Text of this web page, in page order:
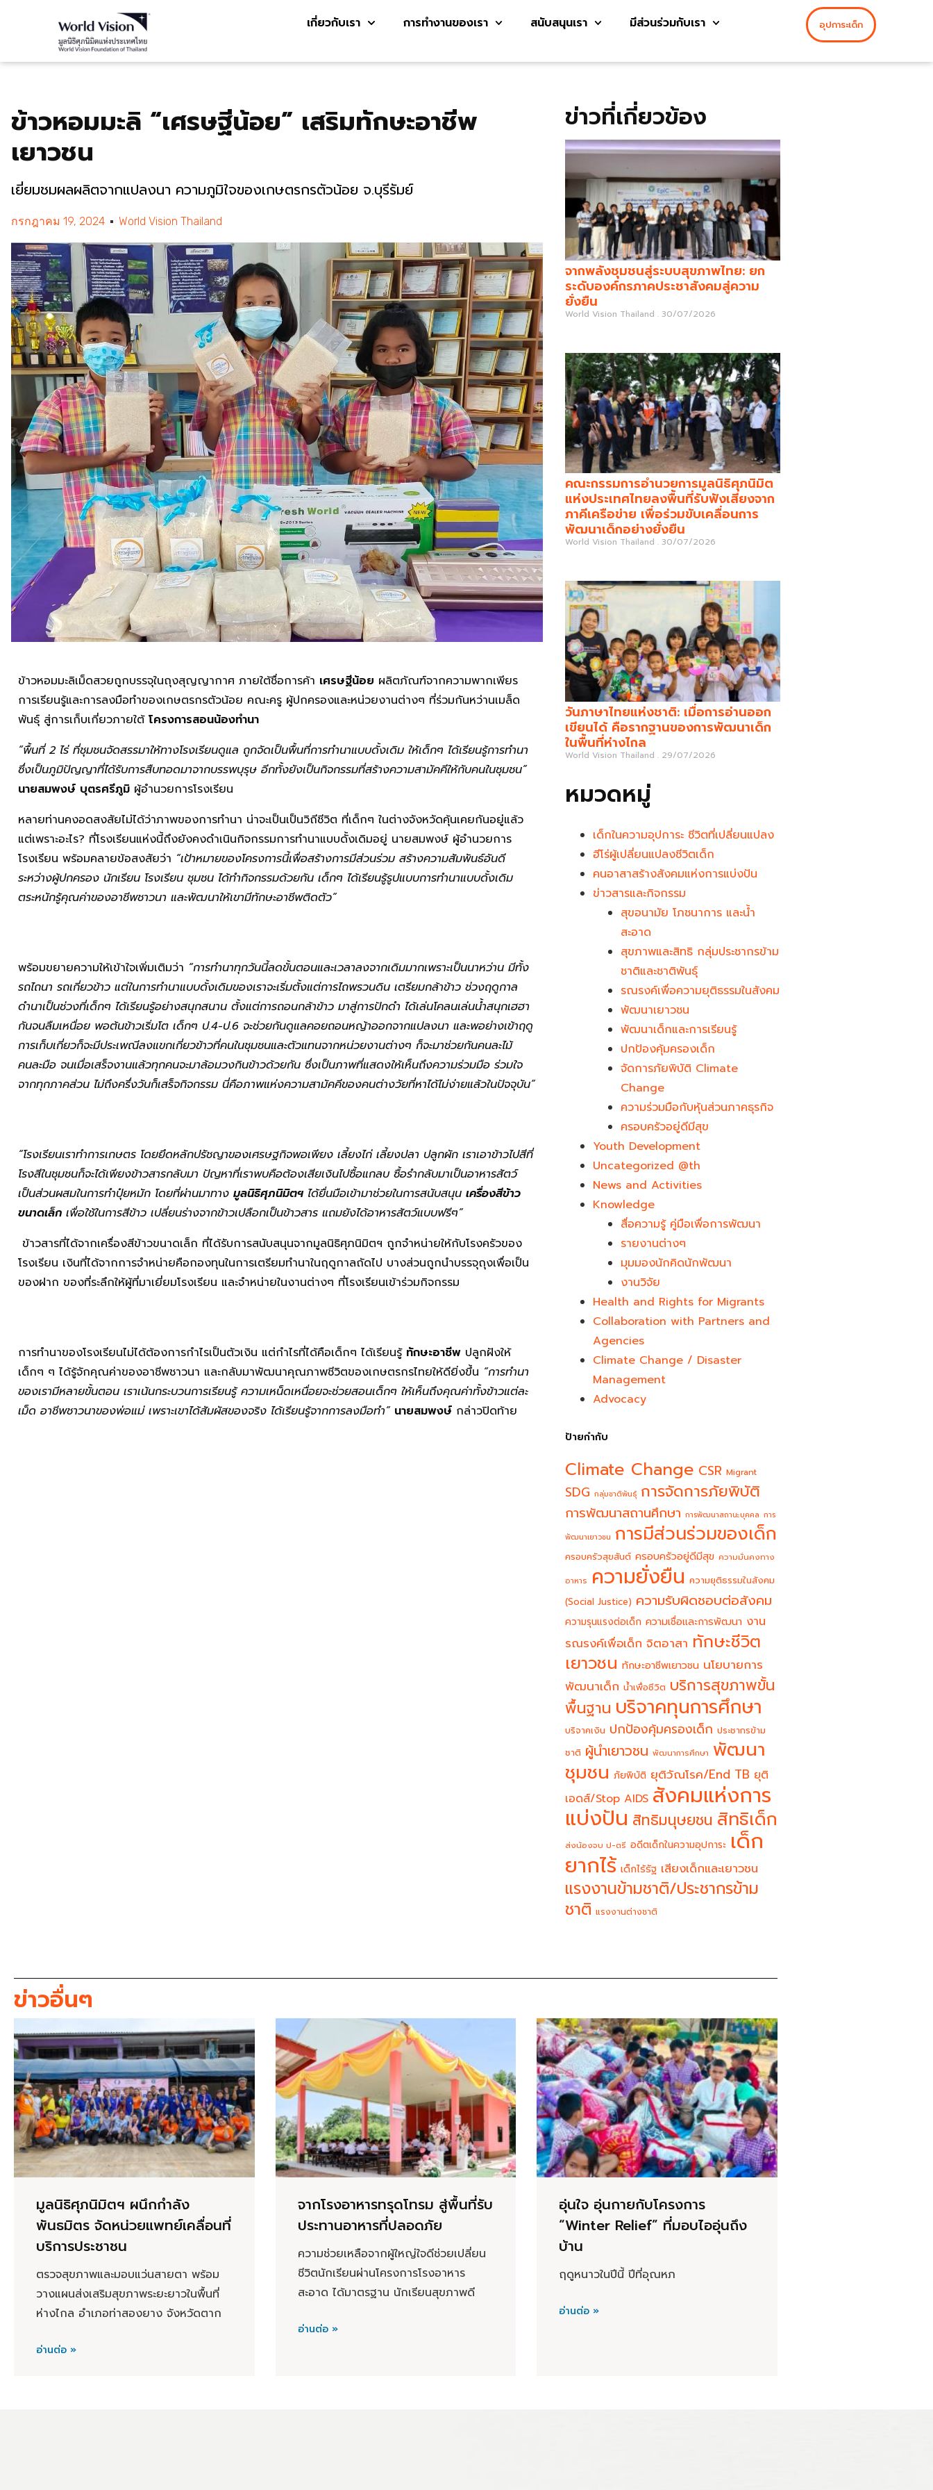
เกี่ยวกับเรา การทำงานของเรา สนับสนุนเรา มีส่วนร่วมกับเรา อุปการะเด็ก
ข้าวหอมมะลิ “เศรษฐีน้อย” เสริมทักษะอาชีพ
เยาวชน
เยี่ยมชมผลผลิตจากแปลงนา ความภูมิใจของเกษตรกรตัวน้อย จ.บุรีรัมย์
กรกฎาคม 19, 2024 World Vision Thailand
ข้าวหอมมะลิเม็ดสวยถูกบรรจุในถุงสุญญากาศ ภายใต้ชื่อการค้า เศรษฐีน้อย ผลิตภัณฑ์จากความพากเพียร
การเรียนรู้และการลงมือทำของเกษตรกรตัวน้อย คณะครู ผู้ปกครองและหน่วยงานต่างๆ ที่ร่วมกันหว่านเมล็ด
พันธุ์ สู่การเก็บเกี่ยวภายใต้ โครงการสอนน้องทำนา
“พื้นที่ 2 ไร่ ที่ชุมชนจัดสรรมาให้ทางโรงเรียนดูแล ถูกจัดเป็นพื้นที่การทำนาแบบดั้งเดิม ให้เด็กๆ ได้เรียนรู้การทำนา
ซึ่งเป็นภูมิปัญญาที่ได้รับการสืบทอดมาจากบรรพบุรุษ อีกทั้งยังเป็นกิจกรรมที่สร้างความสามัคคีให้กับคนในชุมชน”
นายสมพงษ์ บุตรศรีภูมิ ผู้อำนวยการโรงเรียน
หลายท่านคงอดสงสัยไม่ได้ว่าภาพของการทำนา น่าจะเป็นเป็นวิถีชีวิต ที่เด็กๆ ในต่างจังหวัดคุ้นเคยกันอยู่แล้ว
แต่เพราะอะไร? ที่โรงเรียนแห่งนี้ถึงยังคงดำเนินกิจกรรมการทำนาแบบดั้งเดิมอยู่ นายสมพงษ์ ผู้อำนวยการ
โรงเรียน พร้อมคลายข้อสงสัยว่า “เป้าหมายของโครงการนี้เพื่อสร้างการมีส่วนร่วม สร้างความสัมพันธ์อันดี
ระหว่างผู้ปกครอง นักเรียน โรงเรียน ชุมชน ได้ทำกิจกรรมด้วยกัน เด็กๆ ได้เรียนรู้รูปแบบการทำนาแบบดั้งเดิม
ตระหนักรู้คุณค่าของอาชีพชาวนา และพัฒนาให้เขามีทักษะอาชีพติดตัว”
พร้อมขยายความให้เข้าใจเพิ่มเติมว่า “การทำนาทุกวันนี้ลดขั้นตอนและเวลาลงจากเดิมมากเพราะเป็นนาหว่าน มีทั้ง
รถไถนา รถเกี่ยวข้าว แต่ในการทำนาแบบดั้งเดิมของเราจะเริ่มตั้งแต่การไถพรวนดิน เตรียมกล้าข้าว ช่วงฤดูกาล
ดำนาเป็นช่วงที่เด็กๆ ได้เรียนรู้อย่างสนุกสนาน ตั้งแต่การถอนกล้าข้าว มาสู่การปักดำ ได้เล่นโคลนเล่นน้ำสนุกเฮฮา
กันจนลืมเหนื่อย พอต้นข้าวเริ่มโต เด็กๆ ป.4-ป.6 จะช่วยกันดูแลคอยถอนหญ้าออกจากแปลงนา และพอย่างเข้าฤดู
การเก็บเกี่ยวก็จะมีประเพณีลงแขกเกี่ยวข้าวที่คนในชุมชนและตัวแทนจากหน่วยงานต่างๆ ก็จะมาช่วยกันคนละไม้
คนละมือ จนเมื่อเสร็จงานแล้วทุกคนจะมาล้อมวงกินข้าวด้วยกัน ซึ่งเป็นภาพที่แสดงให้เห็นถึงความร่วมมือ ร่วมใจ
จากทุกภาคส่วน ไม่ถึงครึ่งวันก็เสร็จกิจกรรม นี่คือภาพแห่งความสามัคคีของคนต่างวัยที่หาได้ไม่ง่ายแล้วในปัจจุบัน”
“โรงเรียนเราทำการเกษตร โดยยึดหลักปรัชญาของเศรษฐกิจพอเพียง เลี้ยงไก่ เลี้ยงปลา ปลูกผัก เราเอาข้าวไปสีที่
โรงสีในชุมชนก็จะได้เพียงข้าวสารกลับมา ปัญหาที่เราพบคือต้องเสียเงินไปซื้อแกลบ ซื้อรำกลับมาเป็นอาหารสัตว์
เป็นส่วนผสมในการทำปุ๋ยหมัก โดยที่ผ่านมาทาง มูลนิธิศุภนิมิตฯได้ยื่นมือเข้ามาช่วยในการสนับสนุน เครื่องสีข้าว
ขนาดเล็ก เพื่อใช้ในการสีข้าว เปลี่ยนร่างจากข้าวเปลือกเป็นข้าวสาร แถมยังได้อาหารสัตว์แบบฟรีๆ”
ข้าวสารที่ได้จากเครื่องสีข้าวขนาดเล็ก ที่ได้รับการสนับสนุนจากมูลนิธิศุภนิมิตฯ ถูกจำหน่ายให้กับโรงครัวของ
โรงเรียน เงินที่ได้จากการจำหน่ายคือกองทุนในการเตรียมทำนาในฤดูกาลถัดไป บางส่วนถูกนำบรรจุถุงเพื่อเป็น
ของฝาก ของที่ระลึกให้ผู้ที่มาเยี่ยมโรงเรียน และจำหน่ายในงานต่างๆ ที่โรงเรียนเข้าร่วมกิจกรรม
การทำนาของโรงเรียนไม่ได้ต้องการกำไรเป็นตัวเงิน แต่กำไรที่ได้คือเด็กๆ ได้เรียนรู้ ทักษะอาชีพ ปลูกฝังให้
เด็กๆ ๆ ได้รู้จักคุณค่าของอาชีพชาวนา และกลับมาพัฒนาคุณภาพชีวิตของเกษตรกรไทยให้ดียิ่งขึ้น “การทำนา
ของเรามีหลายขั้นตอน เราเน้นกระบวนการเรียนรู้ ความเหน็ดเหนื่อยจะช่วยสอนเด็กๆ ให้เห็นถึงคุณค่าทั้งข้าวแต่ละ
เม็ด อาชีพชาวนาของพ่อแม่ เพราะเขาได้สัมผัสของจริง ได้เรียนรู้จากการลงมือทำ” นายสมพงษ์ กล่าวปิดท้าย
ข่าวที่เกี่ยวข้อง
จากพลังชุมชนสู่ระบบสุขภาพไทย: ยก
ระดับองค์กรภาคประชาสังคมสู่ความ
ยั่งยืน
World Vision Thailand 30/07/2026
คณะกรรมการอำนวยการมูลนิธิศุภนิมิต
แห่งประเทศไทยลงพื้นที่รับฟังเสียงจาก
ภาคีเครือข่าย เพื่อร่วมขับเคลื่อนการ
พัฒนาเด็กอย่างยั่งยืน
World Vision Thailand 30/07/2026
วันภาษาไทยแห่งชาติ: เมื่อการอ่านออก
เขียนได้ คือรากฐานของการพัฒนาเด็ก
ในพื้นที่ห่างไกล
World Vision Thailand 29/07/2026
หมวดหมู่
เด็กในความอุปการะ ชีวิตที่เปลี่ยนแปลง
ฮีโร่ผู้เปลี่ยนแปลงชีวิตเด็ก
คนอาสาสร้างสังคมแห่งการแบ่งปัน
ข่าวสารและกิจกรรม
สุขอนามัย โภชนาการ และน้ำ
สะอาด
สุขภาพและสิทธิ กลุ่มประชากรข้าม
ชาติและชาติพันธุ์
รณรงค์เพื่อความยุติธรรมในสังคม
พัฒนาเยาวชน
พัฒนาเด็กและการเรียนรู้
ปกป้องคุ้มครองเด็ก
จัดการภัยพิบัติ Climate
Change
ความร่วมมือกับหุ้นส่วนภาคธุรกิจ
ครอบครัวอยู่ดีมีสุข
Youth Development​
Uncategorized @th
News and Activities
Knowledge
สื่อความรู้ คู่มือเพื่อการพัฒนา
รายงานต่างๆ
มุมมองนักคิดนักพัฒนา
งานวิจัย
Health and Rights for Migrants
Collaboration with Partners and
Agencies
Climate Change / Disaster
Management
Advocacy
ป้ายกำกับ
Climate Change CSR Migrant
SDG กลุ่มชาติพันธุ์ การจัดการภัยพิบัติ
การพัฒนาสถานศึกษา การพัฒนาสถานะบุคคล การ
พัฒนาเยาวชน การมีส่วนร่วมของเด็ก
ครอบครัวสุขสันต์ ครอบครัวอยู่ดีมีสุข ความมั่นคงทาง
อาหาร ความยั่งยืน ความยุติธรรมในสังคม
(Social Justice) ความรับผิดชอบต่อสังคม
ความรุนแรงต่อเด็ก ความเชื่อและการพัฒนา งาน
รณรงค์เพื่อเด็ก จิตอาสา ทักษะชีวิต
เยาวชน ทักษะอาชีพเยาวชน นโยบายการ
พัฒนาเด็ก น้ำเพื่อชีวิต บริการสุขภาพขั้น
พื้นฐาน บริจาคทุนการศึกษา
บริจาคเงิน ปกป้องคุ้มครองเด็ก ประชากรข้าม
ชาติ ผู้นำเยาวชน พัฒนาการศึกษา พัฒนา
ชุมชน ภัยพิบัติ ยุติวัณโรค/End TB ยุติ
เอดส์/Stop AIDS สังคมแห่งการ
แบ่งปัน สิทธิมนุษยชน สิทธิเด็ก
ส่งน้องจบ ป-ตรี อดีตเด็กในความอุปการะ เด็ก
ยากไร้ เด็กไร้รัฐ เสียงเด็กและเยาวชน
แรงงานข้ามชาติ/ประชากรข้าม
ชาติ แรงงานต่างชาติ
ข่าวอื่นๆ
มูลนิธิศุภนิมิตฯ ผนึกกำลัง
พันธมิตร จัดหน่วยแพทย์เคลื่อนที่
บริการประชาชน
ตรวจสุขภาพและมอบแว่นสายตา พร้อม
วางแผนส่งเสริมสุขภาพระยะยาวในพื้นที่
ห่างไกล อำเภอท่าสองยาง จังหวัดตาก
อ่านต่อ »
จากโรงอาหารทรุดโทรม สู่พื้นที่รับ
ประทานอาหารที่ปลอดภัย
ความช่วยเหลือจากผู้ใหญ่ใจดีช่วยเปลี่ยน
ชีวิตนักเรียนผ่านโครงการโรงอาหาร
สะอาด ได้มาตรฐาน นักเรียนสุขภาพดี
อ่านต่อ »
อุ่นใจ อุ่นกายกับโครงการ
“Winter Relief” ที่มอบไออุ่นถึง
บ้าน
ฤดูหนาวในปีนี้ ปีที่อุณหภ
อ่านต่อ »